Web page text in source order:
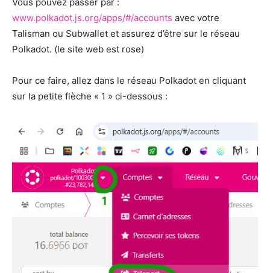
Vous pouvez passer par :
www.polkadot.js.org/apps/#/accounts avec votre
Talisman ou Subwallet et assurez d’être sur le réseau
Polkadot. (le site web est rose)
Pour ce faire, allez dans le réseau Polkadot en cliquant
sur la petite flèche « 1 » ci-dessous :